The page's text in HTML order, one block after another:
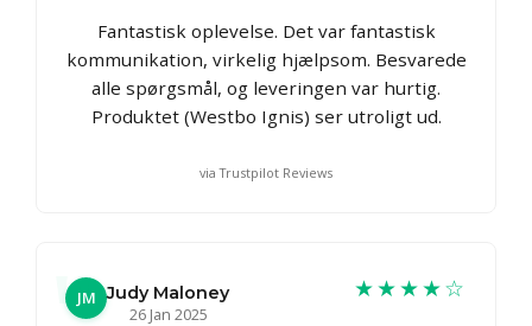
Fantastisk oplevelse. Det var fantastisk
kommunikation, virkelig hjælpsom. Besvarede
alle spørgsmål, og leveringen var hurtig.
Produktet (Westbo Ignis) ser utroligt ud.
via Trustpilot Reviews
JM Judy Maloney
26 Jan 2025
★★★★☆